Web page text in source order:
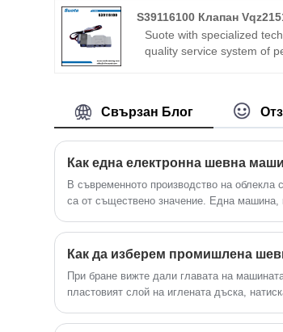
идват да ви посетят,
преговарят за бизнес.
S39116100 Клапан
Suote with specialized
quality service system of
Vqz2151s-5 for 9820
help you better
Свързан Блог
В съвременното производство на облекла
са от съществено значение. Една машина,
или механични машини за шиене на
програмируема точност, автоматизирани
Как да изберем промишлена
При бране вижте дали главата на
пластовият слой на иглената дъска,